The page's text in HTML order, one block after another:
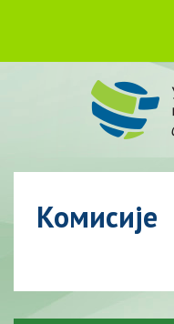
Комисије